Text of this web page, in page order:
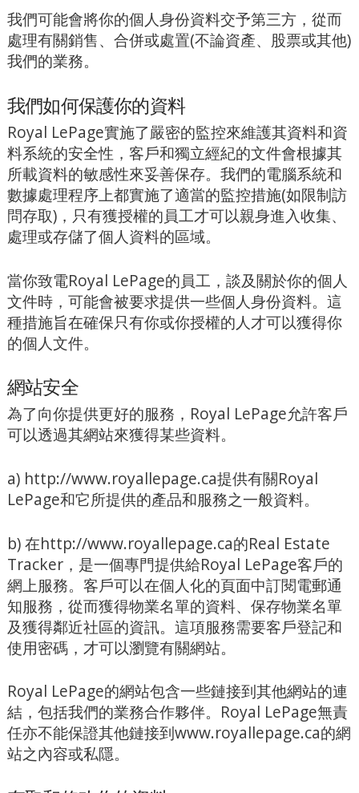
我們可能會將你的個人身份資料交予第三方，從而
處理有關銷售、合併或處置(不論資產、股票或其他)
我們的業務。
我們如何保護你的資料
Royal LePage實施了嚴密的監控來維護其資料和資
料系統的安全性，客戶和獨立經紀的文件會根據其
所載資料的敏感性來妥善保存。我們的電腦系統和
數據處理程序上都實施了適當的監控措施(如限制訪
問存取)，只有獲授權的員工才可以親身進入收集、
處理或存儲了個人資料的區域。
當你致電Royal LePage的員工，談及關於你的個人
文件時，可能會被要求提供一些個人身份資料。這
種措施旨在確保只有你或你授權的人才可以獲得你
的個人文件。
網站安全
為了向你提供更好的服務，Royal LePage允許客戶
可以透過其網站來獲得某些資料。
a) http://www.royallepage.ca提供有關Royal
LePage和它所提供的產品和服務之一般資料。
b) 在http://www.royallepage.ca的Real Estate
Tracker，是一個專門提供給Royal LePage客戶的
網上服務。客戶可以在個人化的頁面中訂閱電郵通
知服務，從而獲得物業名單的資料、保存物業名單
及獲得鄰近社區的資訊。這項服務需要客戶登記和
使用密碼，才可以瀏覽有關網站。
Royal LePage的網站包含一些鏈接到其他網站的連
結，包括我們的業務合作夥伴。Royal LePage無責
任亦不能保證其他鏈接到www.royallepage.ca的網
站之內容或私隱。